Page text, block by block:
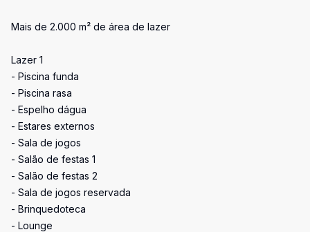
Mais de 2.000 m² de área de lazer
Lazer 1
- Piscina funda
- Piscina rasa
- Espelho dágua
- Estares externos
- Sala de jogos
- Salão de festas 1
- Salão de festas 2
- Sala de jogos reservada
- Brinquedoteca
- Lounge